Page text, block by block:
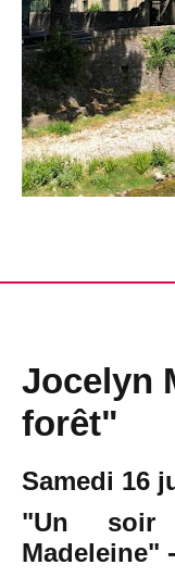
Jocelyn
forêt"
Samedi 16
"Un soir
Madeleine"